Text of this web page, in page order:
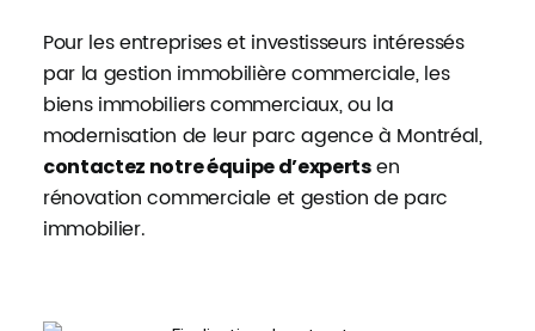
Pour les entreprises et investisseurs intéressés
par la gestion immobilière commerciale, les
biens immobiliers commerciaux, ou la
modernisation de leur parc agence à Montréal,
contactez notre équipe d’expertsen
rénovation commerciale et gestion de parc
immobilier.